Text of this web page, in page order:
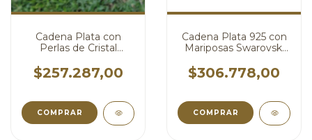
Cadena Plata con
Perlas de Cristal
cod4239
$257.287,00
COMPRAR
Cadena Plata 925 con
Mariposas Swarovski
$306.778,00
COMPRAR